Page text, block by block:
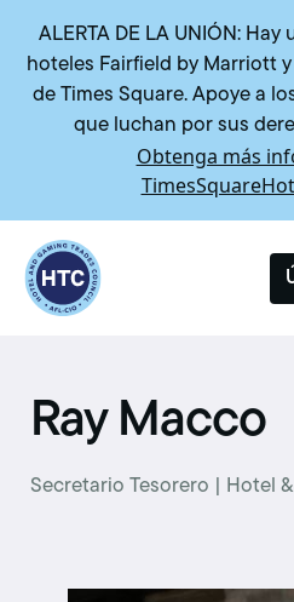
ALERTA DE LA UNIÓN:
hoteles Fairfield by Marriott
de Times Square. Apoye a
que luchan por sus
Obtenga más
Return to homepage
Ray Macco
Secretario Tesorero | Hotel